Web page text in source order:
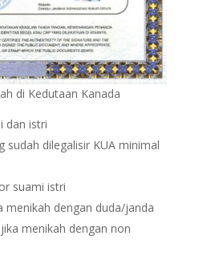
di Kedutaan Kanada
dan istri
sudah dilegalisir KUA minimal
suami istri
menikah dengan duda/janda
menikah dengan non